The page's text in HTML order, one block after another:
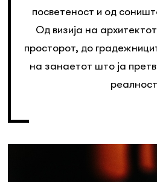
посветеност и од
Од визија на
просторот, до
на занаетот што ја